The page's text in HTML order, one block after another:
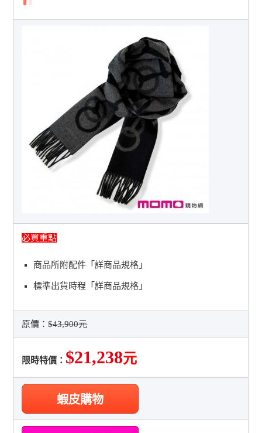
必買重點
商品所附配件「詳商品規格」
標準出貨時程「詳商品規格」
原價：$43,900元
限時特價： $21,238元
蝦皮購物